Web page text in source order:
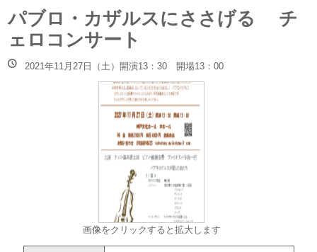
パブロ・カザルスにささげる チ
ェロコンサート
2021年11月27日（土）開演13：30 開場13：00
画像をクリックすると拡大します